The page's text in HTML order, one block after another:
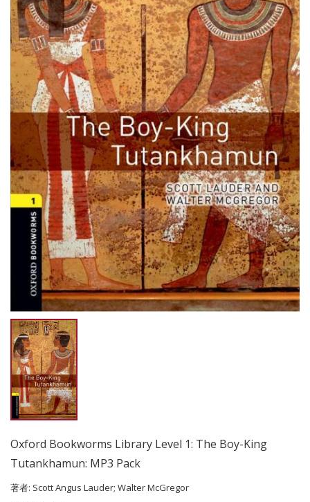
Oxford Bookworms Library Level 1: The Boy-King
Tutankhamun: MP3 Pack
著者: Scott Angus Lauder; Walter McGregor